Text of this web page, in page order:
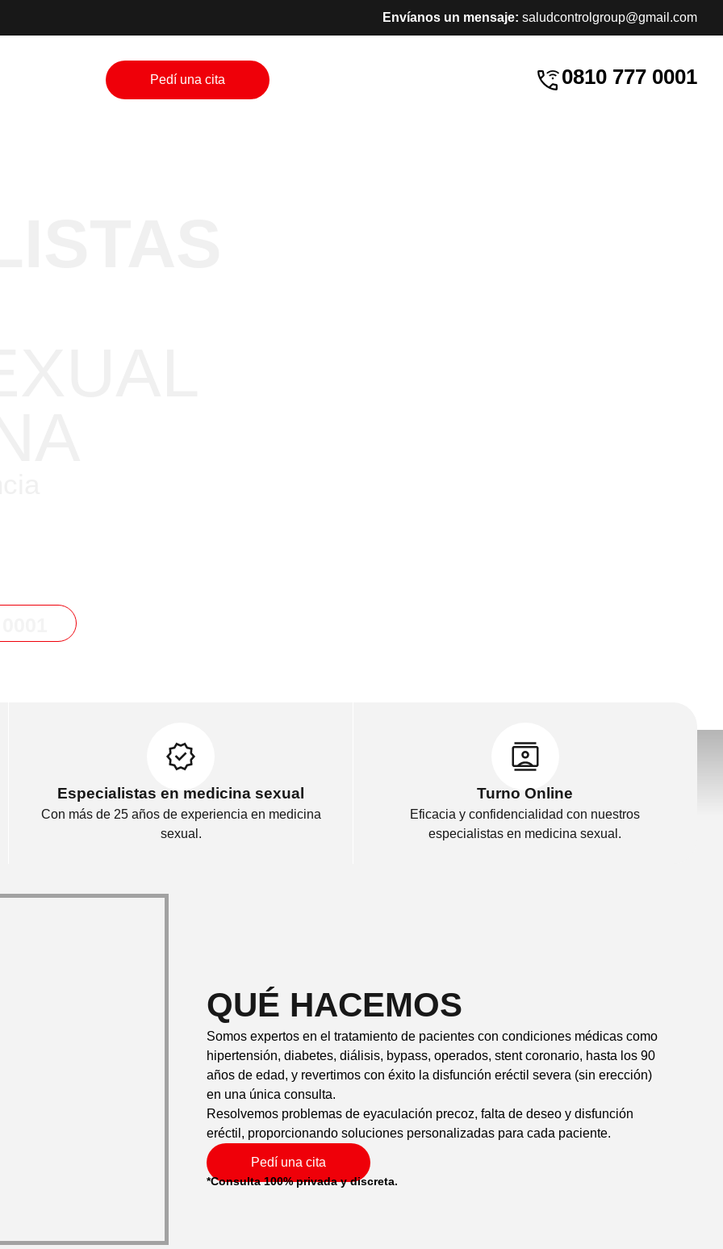
Envíanos un mensaje: saludcontrolgroup@gmail.com
Pedí una cita 0810 777 0001
Especialistas en medicina sexual
Con más de 25 años de experiencia en medicina
sexual.
Turno Online
Eficacia y confidencialidad con nuestros
especialistas en medicina sexual.
QUÉ HACEMOS
Somos expertos en el tratamiento de pacientes con condiciones médicas como
hipertensión, diabetes, diálisis, bypass, operados, stent coronario, hasta los 90
años de edad, y revertimos con éxito la disfunción eréctil severa (sin erección)
en una única consulta.
Resolvemos problemas de eyaculación precoz, falta de deseo y disfunción
eréctil, proporcionando soluciones personalizadas para cada paciente.
Pedí una cita
*Consulta 100% privada y discreta.